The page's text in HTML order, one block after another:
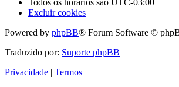
Todos os horários são UTC-03:00
Excluir cookies
Powered by phpBB® Forum Software ©
Traduzido por: Suporte phpBB
Privacidade | Termos